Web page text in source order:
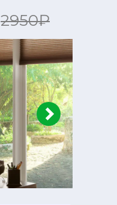
2950₽